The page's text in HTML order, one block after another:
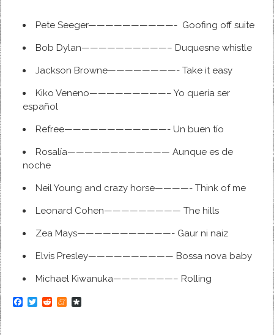
Pete Seeger——————————- Goofing off suite
Bob Dylan——————————– Duquesne whistle
Jackson Browne————————- Take it easy
Kiko Veneno—————————– Yo quería ser
español
Refree————————————- Un buen tío
Rosalía———————————— Aunque es de
noche
Neil Young and crazy horse————- Think of me
Leonard Cohen————————— The hills
Zea Mays———————————- Gaur ni naiz
Elvis Presley—————————— Bossa nova baby
Michael Kiwanuka———————– Rolling
F
T
R
M